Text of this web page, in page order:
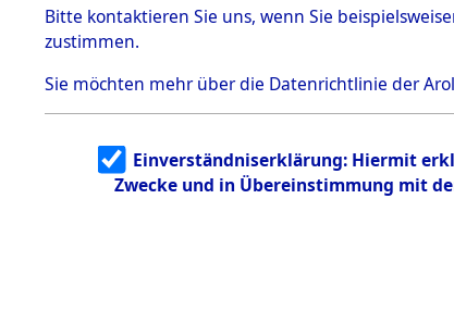
1.2.9.1
Effekten aus
Dachau
e
1.2.9.2
Effekten aus
Bitte kontaktieren Sie uns, wenn Sie
zustimmen.
Sie möchten mehr über die Datenrichtlinie der
Einverständniserklärung: Hiermit
Zwecke und in Übereinstimmung mit